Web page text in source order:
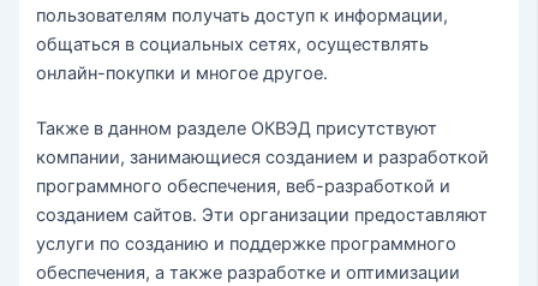
пользователям получать доступ к информации,
общаться в социальных сетях, осуществлять
онлайн-покупки и многое другое.
Также в данном разделе ОКВЭД присутствуют
компании, занимающиеся созданием и разработкой
программного обеспечения, веб-разработкой и
созданием сайтов. Эти организации предоставляют
услуги по созданию и поддержке программного
обеспечения, а также разработке и оптимизации